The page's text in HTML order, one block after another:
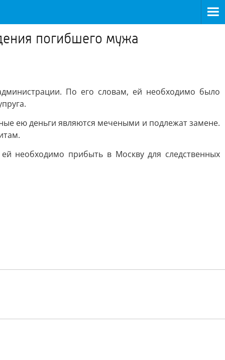
погибшего мужа
По его словам, ей необходимо было
ею деньги являются мечеными и подлежат замене.
необходимо прибыть в Москву для следственных